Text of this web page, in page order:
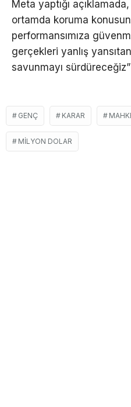
Meta yaptığı
ortamda koruma
performansımıza
gerçekleri yanlış
savunmayı
GENÇ KARAR
MILYON DOLAR